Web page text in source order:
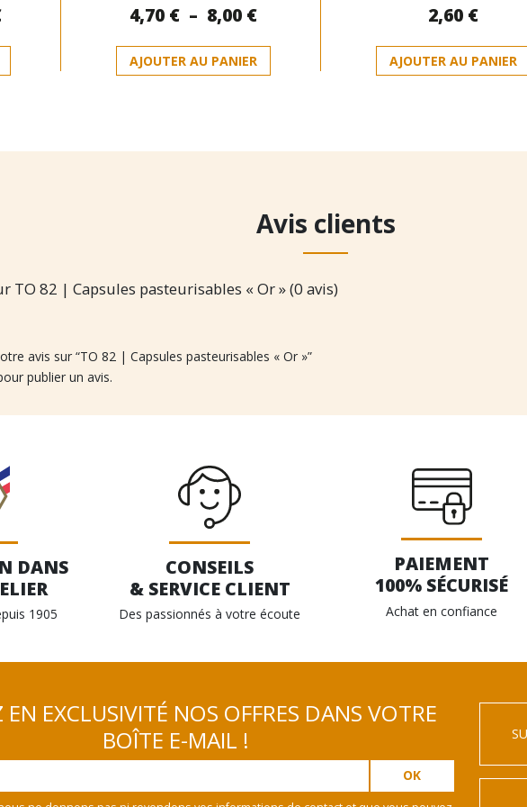
Plage
prix :
3,20 €
Ce
page
du
0
sur
4,70 € – 8,00 €Plage
prix :
4,70 €
AJOUTER AU PANIER
Ce
choisies
page
du
0
sur
2,60 €
AJOUTER AU PANIER
Avis clients
TO 82 | Capsules pasteurisables « Or » (0 avis)
avis sur “TO 82 | Capsules pasteurisables « Or »”
publier un avis.
DANS
1905
CONSEILS
& SERVICE CLIENT
Des passionnés à votre écoute
PAIEMENT
100% SÉCURISÉ
Achat en confiance
EN EXCLUSIVITÉ NOS OFFRES DANS VOTRE
BOÎTE E-MAIL !